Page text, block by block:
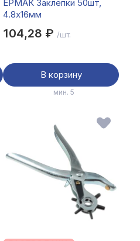
ЕРМАК Заклепки 50шт,
4.8х16мм
104,28 ₽ /шт.
В корзину
мин. 5